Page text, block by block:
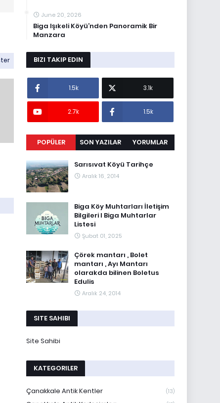
June 20, 2026
Biga Işıkeli Köyü’nden Panoramik Bir
Manzara
BIZI TAKIP EDIN
1.5k 3.1k
2.7k 1.5k
POPÜLER SON YAZILAR YORUMLAR
Sarısıvat Köyü Tarihçe
Aralık 16, 2014
Biga Köy Muhtarları İletişim
Bilgileri I Biga Muhtarlar
Listesi
Şubat 01, 2025
Çörek mantarı , Bolet
mantarı , Ayı Mantarı
olarakda bilinen Boletus
Edulis
Aralık 24, 2014
SITE SAHIBI
Site Sahibi
KATEGORILER
Çanakkale Antik Kentler (13)